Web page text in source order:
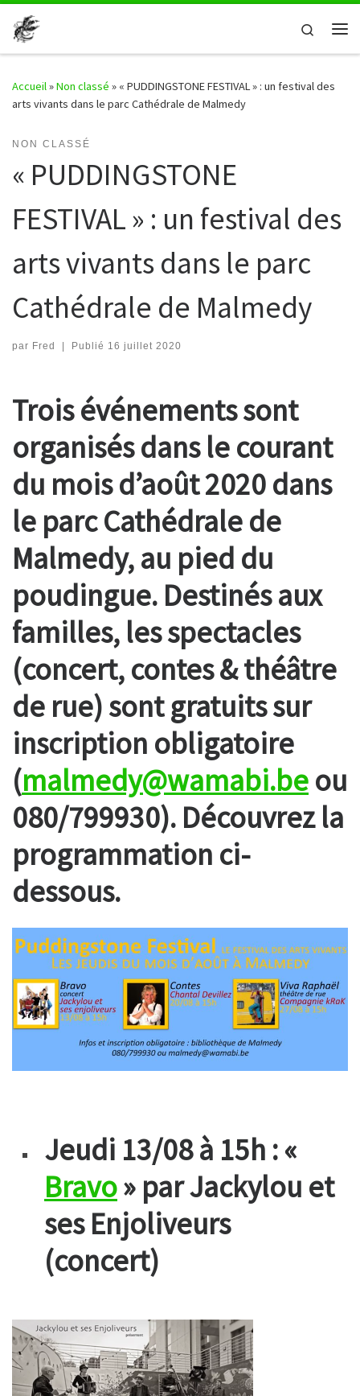
Passer au contenu
Search
Accueil»Non classé » « PUDDINGSTONE FESTIVAL » : un festival des
arts vivants dans le parc Cathédrale de Malmedy
NON CLASSÉ
« PUDDINGSTONE
FESTIVAL » : un festival des
arts vivants dans le parc
Cathédrale de Malmedy
par Fred | Publié 16 juillet 2020
Trois événements sont
organisés dans le courant
du mois d’août 2020 dans
le parc Cathédrale de
Malmedy, au pied du
poudingue. Destinés aux
familles, les spectacles
(concert, contes & théâtre
de rue) sont gratuits sur
inscription obligatoire
(malmedy@wamabi.beou
080/799930). Découvrez la
programmation ci-
dessous.
Jeudi 13/08 à 15h : «
Bravo» par Jackylou et
ses Enjoliveurs
(concert)